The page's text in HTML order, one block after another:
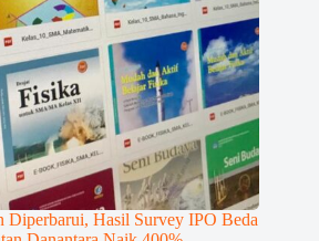
Hasil Survey IPO Beda